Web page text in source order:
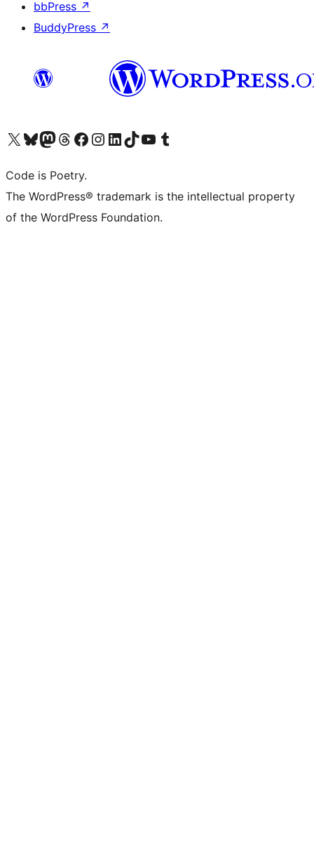
bbPress ↗
BuddyPress ↗
Visita il nostro account X (ex Twitter)
Visita il nostro account Bluesky
Visita il nostro account Mastodon
Visita il nostro account Threads
Visita la nostra pagina Facebook
Visita il nostro account Instagram
Visita il nostro account LinkedIn
Visita il nostro account TikTok
Visita il nostro canale YouTube
Visita il nostro account Tumblr
Code is Poetry.
The WordPress® trademark is the intellectual property
of the WordPress Foundation.